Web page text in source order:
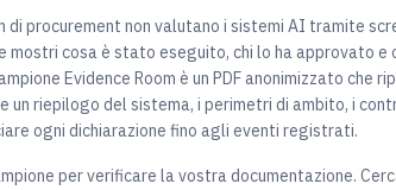
di procurement non valutano i sistemi AI tramite
mostri cosa è stato eseguito, chi lo ha approvato e
Evidence Room è un PDF anonimizzato che
un riepilogo del sistema, i perimetri di ambito, i
ogni dichiarazione fino agli eventi registrati.
per verificare la vostra documentazione.